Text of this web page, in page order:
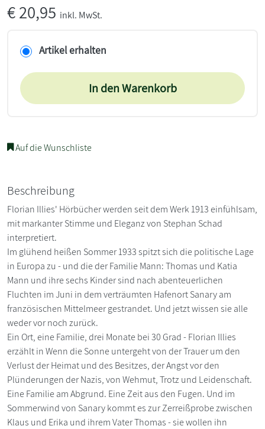
€20,95 inkl. MwSt.
Artikel erhalten
In den Warenkorb
Auf die Wunschliste
Beschreibung
Florian Illies' Hörbücher werden seit dem Werk 1913 einfühlsam,
mit markanter Stimme und Eleganz von Stephan Schad
interpretiert.
Im glühend heißen Sommer 1933 spitzt sich die politische Lage
in Europa zu - und die der Familie Mann: Thomas und Katia
Mann und ihre sechs Kinder sind nach abenteuerlichen
Fluchten im Juni in dem verträumten Hafenort Sanary am
französischen Mittelmeer gestrandet. Und jetzt wissen sie alle
weder vor noch zurück.
Ein Ort, eine Familie, drei Monate bei 30 Grad - Florian Illies
erzählt in Wenn die Sonne untergeht von der Trauer um den
Verlust der Heimat und des Besitzes, der Angst vor den
Plünderungen der Nazis, von Wehmut, Trotz und Leidenschaft.
Eine Familie am Abgrund. Eine Zeit aus den Fugen. Und im
Sommerwind von Sanary kommt es zur Zerreißprobe zwischen
Klaus und Erika und ihrem Vater Thomas - sie wollen ihn